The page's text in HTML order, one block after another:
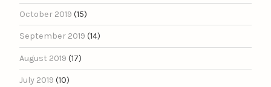
October 2019 (15)
September 2019 (14)
August 2019 (17)
July 2019 (10)